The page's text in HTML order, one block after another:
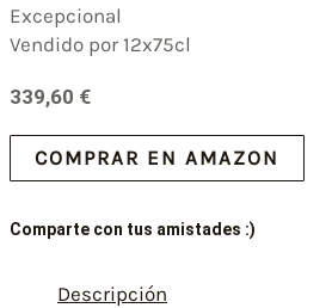
Excepcional
Vendido por 12x75cl
339,60 €
COMPRAR EN AMAZON
Comparte con tus amistades :)
Descripción